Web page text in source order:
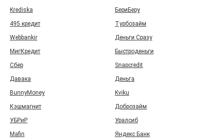
Krediska
БериБеру
495 кредит
Турбозайм
Webbankir
Деньги Сразу
МигКредит
Быстроденьги
Сбер
Snapcredit
Давака
Деньга
BunnyMoney
Kviku
Кэшмагнит
Доброзайм
УБРиР
Уралсиб
Mafin
Яндекс Банк